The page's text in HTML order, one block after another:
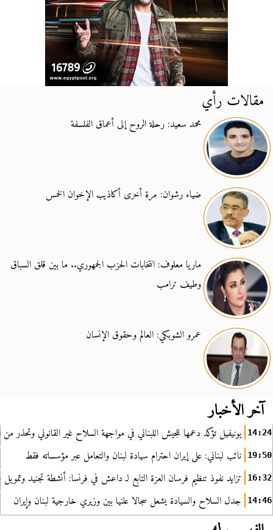
مقالات رأي
محمد سعيد: رحلة الروح إلى أعماق الفلسفة
ضياء رشوان: مرة أخرى أكاذيب الإخوان الخمس
ماريا معلوف: انتخابات الحزب الجمهوري.. ما بين قلق السباق
وطيف ترامب
عمرو الشوبكي: العالم وحقوق الإنسان
آخر الأخبار
14:24 يونيفيل تؤكد دعمها للجيش اللبناني في مواجهة السلاح غير القانوني وتحذر من
19:50 نائب لبناني: على إيران احترام سيادة لبنان والتعامل عبر مؤسساته فقط
16:32 تزايد نفوذ تنظيم فرسان العزة التابع لـ داعش في فرنسا: أنشطة تجنيد
14:46 جدل السلاح والسيادة يشعل سجالا علنيا بين وزيري خارجية لبنان وإيران